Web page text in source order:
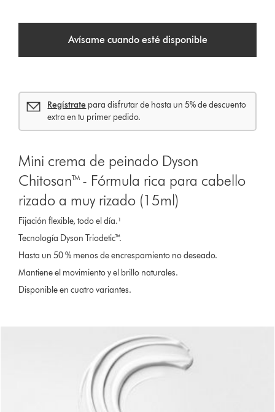
Avísame cuando esté disponible
Regístrate para disfrutar de hasta un 5% de descuento
extra en tu primer pedido.
Mini crema de peinado Dyson
Chitosan™ - Fórmula rica para cabello
rizado a muy rizado (15ml)
Fijación flexible, todo el día.¹
Tecnología Dyson Triodetic™.
Hasta un 50 % menos de encrespamiento no deseado.
Mantiene el movimiento y el brillo naturales.
Disponible en cuatro variantes.